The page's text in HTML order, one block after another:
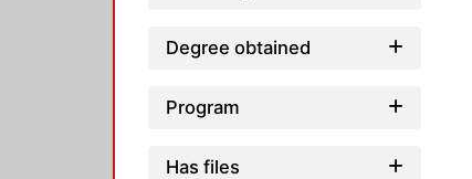
Degree obtained
Program
Has files